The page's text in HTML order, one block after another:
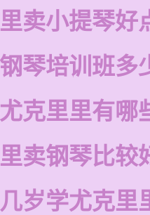
卖小提琴好
琴培训班多
克里里有哪
卖钢琴比较
岁学尤克里